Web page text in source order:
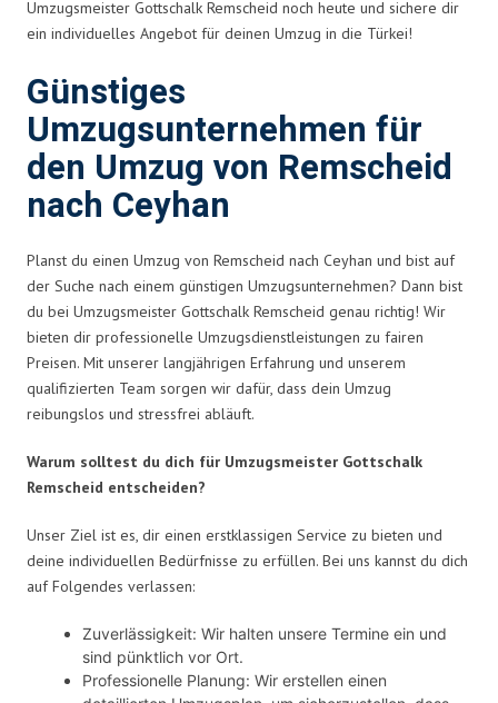
Umzugsmeister Gottschalk Remscheid noch heute und sichere dir
ein individuelles Angebot für deinen Umzug in die Türkei!
Günstiges
Umzugsunternehmen für
den Umzug von Remscheid
nach Ceyhan
Planst du einen Umzug von Remscheid nach Ceyhan und bist auf
der Suche nach einem günstigen Umzugsunternehmen? Dann bist
du bei Umzugsmeister Gottschalk Remscheid genau richtig! Wir
bieten dir professionelle Umzugsdienstleistungen zu fairen
Preisen. Mit unserer langjährigen Erfahrung und unserem
qualifizierten Team sorgen wir dafür, dass dein Umzug
reibungslos und stressfrei abläuft.
Warum solltest du dich für Umzugsmeister Gottschalk
Remscheid entscheiden?
Unser Ziel ist es, dir einen erstklassigen Service zu bieten und
deine individuellen Bedürfnisse zu erfüllen. Bei uns kannst du dich
auf Folgendes verlassen:
Zuverlässigkeit: Wir halten unsere Termine ein und
sind pünktlich vor Ort.
Professionelle Planung: Wir erstellen einen